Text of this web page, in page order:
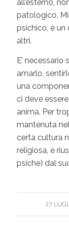
all’esterno,
patologico.
psichico, è un
altri.
E’
amarlo,
una
ci deve
anima. Per
mantenuta
certa cultura
religiosa, è
psiche) dal
27